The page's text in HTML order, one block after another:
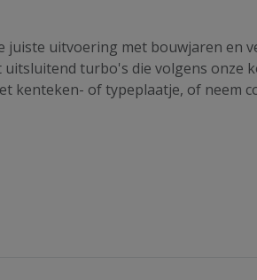
juiste uitvoering met bouwjaren en
turbo's die volgens onze
kenteken- of typeplaatje, of neem